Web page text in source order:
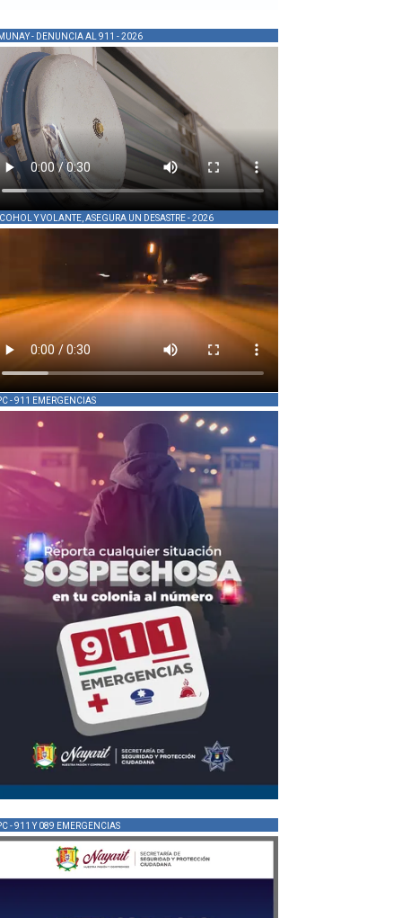
- DENUNCIA AL 911 - 2026
Y VOLANTE, ASEGURA UN DESASTRE - 2026
- 911 EMERGENCIAS
- 911 Y 089 EMERGENCIAS